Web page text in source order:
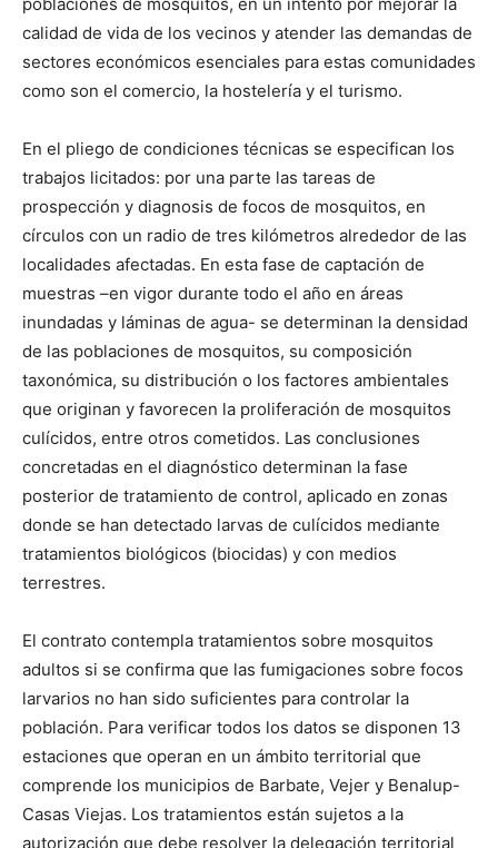
calidad de vida de los vecinos y atender las demandas de
sectores económicos esenciales para estas comunidades
como son el comercio, la hostelería y el turismo.
En el pliego de condiciones técnicas se especifican los
trabajos licitados: por una parte las tareas de
prospección y diagnosis de focos de mosquitos, en
círculos con un radio de tres kilómetros alrededor de las
localidades afectadas. En esta fase de captación de
muestras –en vigor durante todo el año en áreas
inundadas y láminas de agua- se determinan la densidad
de las poblaciones de mosquitos, su composición
taxonómica, su distribución o los factores ambientales
que originan y favorecen la proliferación de mosquitos
culícidos, entre otros cometidos. Las conclusiones
concretadas en el diagnóstico determinan la fase
posterior de tratamiento de control, aplicado en zonas
donde se han detectado larvas de culícidos mediante
tratamientos biológicos (biocidas) y con medios
terrestres.
El contrato contempla tratamientos sobre mosquitos
adultos si se confirma que las fumigaciones sobre focos
larvarios no han sido suficientes para controlar la
población. Para verificar todos los datos se disponen 13
estaciones que operan en un ámbito territorial que
comprende los municipios de Barbate, Vejer y Benalup-
Casas Viejas. Los tratamientos están sujetos a la
autorización que debe resolver la delegación territorial